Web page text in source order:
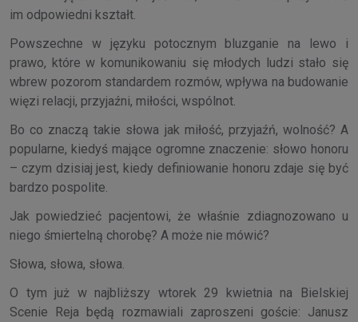
im odpowiedni kształt.
Powszechne w języku potocznym bluzganie na lewo i
prawo, które w komunikowaniu się młodych ludzi stało się
wbrew pozorom standardem rozmów, wpływa na budowanie
więzi relacji, przyjaźni, miłości, wspólnot.
Bo co znaczą takie słowa jak miłość, przyjaźń, wolność? A
popularne, kiedyś mające ogromne znaczenie: słowo honoru
– czym dzisiaj jest, kiedy definiowanie honoru zdaje się być
bardzo pospolite.
Jak powiedzieć pacjentowi, że właśnie zdiagnozowano u
niego śmiertelną chorobę? A może nie mówić?
Słowa, słowa, słowa.
O tym już w najbliższy wtorek 29 kwietnia na Bielskiej
Scenie Reja będą rozmawiali zaproszeni goście: Janusz